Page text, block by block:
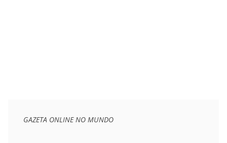
GAZETA ONLINE NO MUNDO